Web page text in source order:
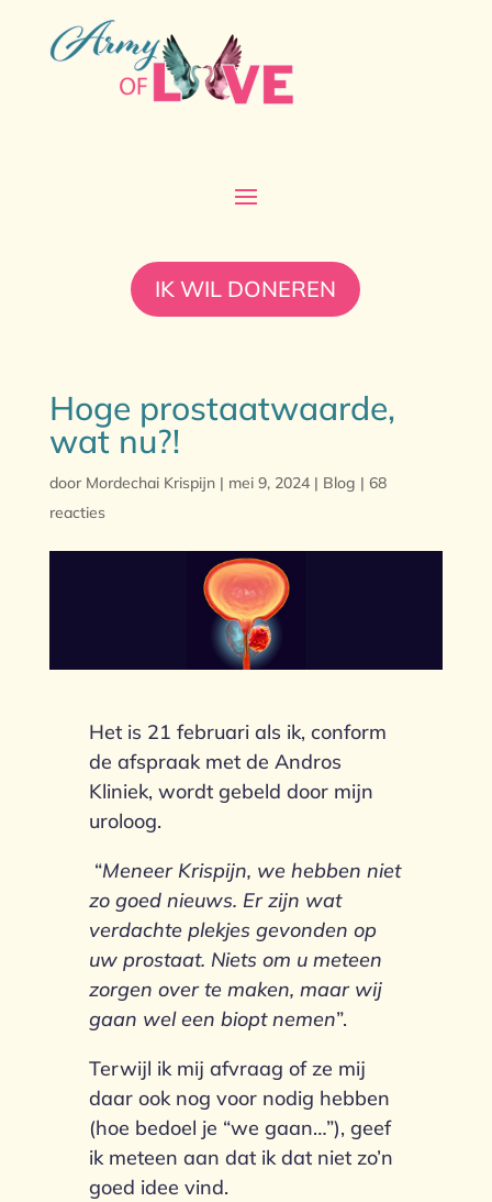
IK WIL DONEREN
Hoge prostaatwaarde,
wat nu?!
door Mordechai Krispijn| mei 9, 2024| Blog | 68
reacties
Het is 21 februari als ik, conform
de afspraak met de Andros
Kliniek, wordt gebeld door mijn
uroloog.
“Meneer Krispijn, we hebben niet
zo goed nieuws. Er zijn wat
verdachte plekjes gevonden op
uw prostaat. Niets om u meteen
zorgen over te maken, maar wij
gaan wel een biopt nemen”.
Terwijl ik mij afvraag of ze mij
daar ook nog voor nodig hebben
(hoe bedoel je “we gaan…”), geef
ik meteen aan dat ik dat niet zo’n
goed idee vind.